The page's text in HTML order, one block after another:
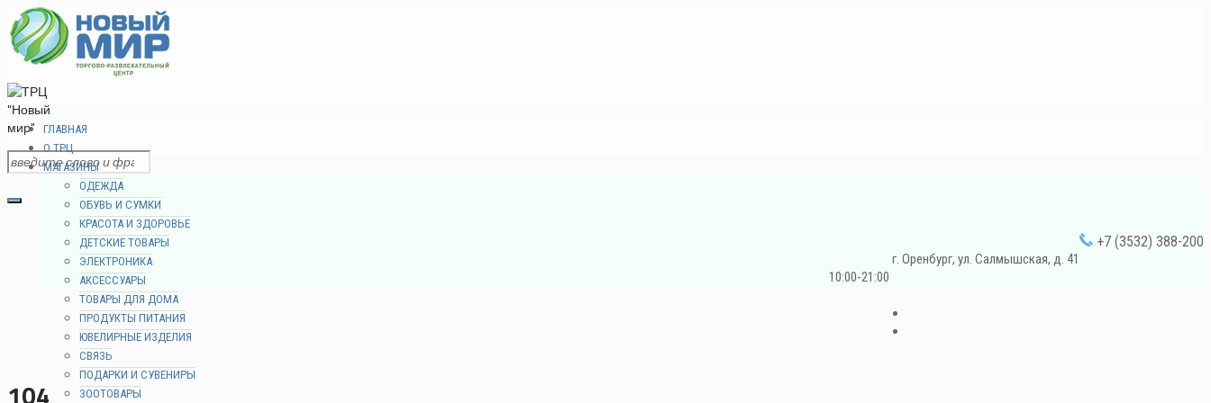
+7 (3532) 388-200
г. Оренбург, ул. Салмышская, д. 41
10:00-21:00
ГЛАВНАЯ
О ТРЦ
МАГАЗИНЫ
ОДЕЖДА
ОБУВЬ И СУМКИ
КРАСОТА И ЗДОРОВЬЕ
ДЕТСКИЕ ТОВАРЫ
ЭЛЕКТРОНИКА
АКСЕССУАРЫ
ТОВАРЫ ДЛЯ ДОМА
ПРОДУКТЫ ПИТАНИЯ
ЮВЕЛИРНЫЕ ИЗДЕЛИЯ
СВЯЗЬ
ПОДАРКИ И СУВЕНИРЫ
ЗООТОВАРЫ
104